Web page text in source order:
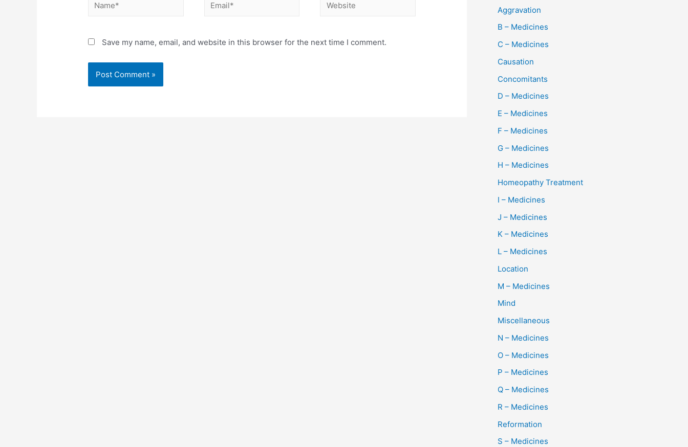
Save my name, email, and website in this browser for the next time I comment.
Aggravation
B – Medicines
C – Medicines
Causation
Concomitants
D – Medicines
E – Medicines
F – Medicines
G – Medicines
H – Medicines
Homeopathy Treatment
I – Medicines
J – Medicines
K – Medicines
L – Medicines
Location
M – Medicines
Mind
Miscellaneous
N – Medicines
O – Medicines
P – Medicines
Q – Medicines
R – Medicines
Reformation
S – Medicines